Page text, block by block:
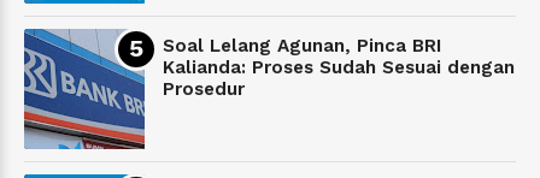
Soal Lelang Agunan, Pinca BRI
Kalianda: Proses Sudah Sesuai dengan
Prosedur